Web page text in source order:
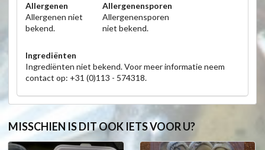
Allergenen
Allergenen niet
bekend.
Allergenensporen
Allergenensporen
niet bekend.
Ingrediënten
Ingrediënten niet bekend. Voor meer informatie neem
contact op: +31 (0)113 - 574318.
MISSCHIEN IS DIT OOK IETS VOOR U?